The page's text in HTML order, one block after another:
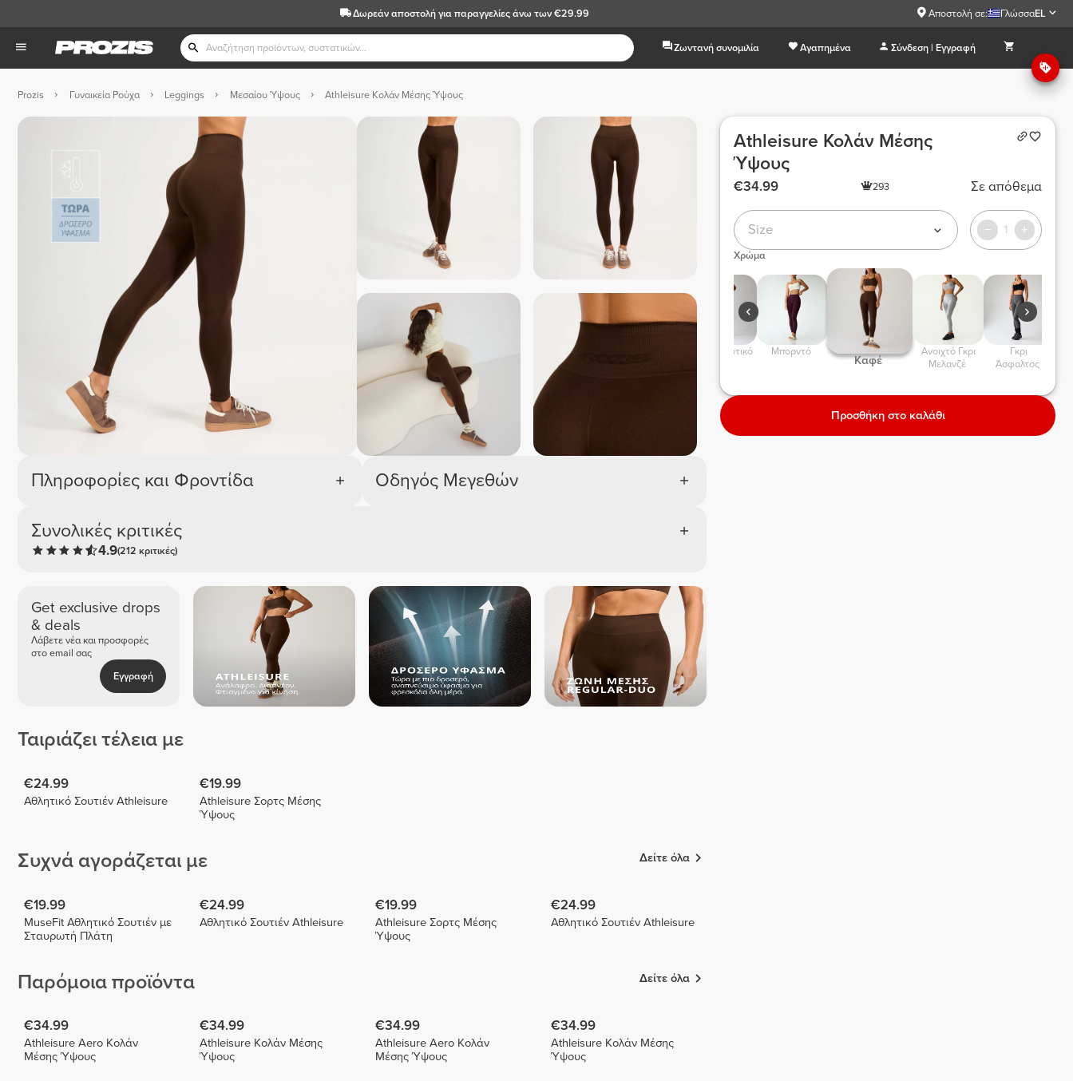
Δωρεάν αποστολήγια παραγγελίες άνω των €29.99 Αποστολή σε: ΓλώσσαEL
Ζωντανή συνομιλία Αγαπημένα Σύνδεση | Εγγραφή
Prozis Γυναικεία Ρούχα Leggings Μεσαίου Ύψους Athleisure Κολάν Μέσης Ύψους
Πληροφορίες και Φροντίδα
Συνολικές κριτικές
4.9(212 κριτικές)
Οδηγός Μεγεθών
Get exclusive drops
& deals
Λάβετε νέα και προσφορές
στο email σας
Εγγραφή
Ταιριάζει τέλεια με
€24.99
Αθλητικό Σουτιέν Athleisure
€19.99
Athleisure Σορτς Μέσης
Ύψους
Συχνά αγοράζεται με Δείτε όλα
€19.99
MuseFit Αθλητικό Σουτιέν με
Σταυρωτή Πλάτη
€24.99
Αθλητικό Σουτιέν Athleisure
€19.99
Athleisure Σορτς Μέσης
Ύψους
€24.99
Αθλητικό Σουτιέν Athleisure
Παρόμοια προϊόντα Δείτε όλα
€34.99
Athleisure Aero Κολάν
Μέσης Ύψους
€34.99
Athleisure Κολάν Μέσης
Ύψους
€34.99
Athleisure Aero Κολάν
Μέσης Ύψους
€34.99
Athleisure Κολάν Μέσης
Ύψους
Athleisure Κολάν Μέσης
Ύψους
€34.99 293 Σε απόθεμα
Size 1
Χρώμα
Μπλε Ναυτικό Μπορντό
Καφέ
Μελανζέ
Άσφαλτος
Προσθήκη στο καλάθι